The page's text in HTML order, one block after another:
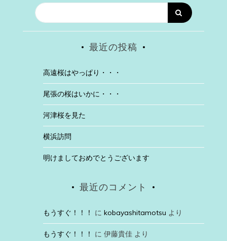
最近の投稿
高遠桜はやっぱり・・・
尾張の桜はいかに・・・
河津桜を見た
横浜訪問
明けましておめでとうございます
最近のコメント
もうすぐ！！！ に kobayashitamotsu より
もうすぐ！！！ に 伊藤貴佳より